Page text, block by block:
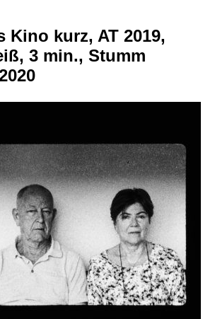
Kino kurz, AT 2019,
3 min., Stumm